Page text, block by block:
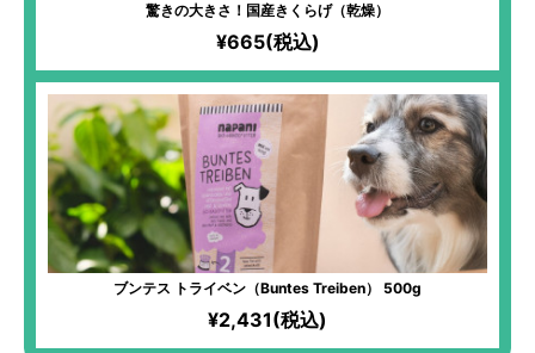
驚きの大きさ！国産きくらげ（乾燥）
¥665(税込)
ブンテス トライベン（Buntes Treiben） 500g
¥2,431(税込)